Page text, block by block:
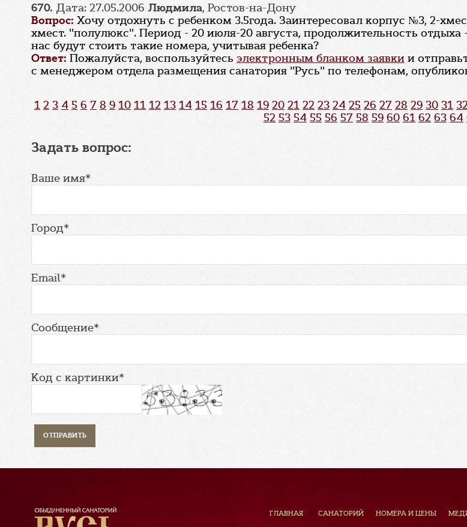
670. Дата: 27.05.2006 Людмила, Ростов-на-Дону
Вопрос: Хочу отдохнуть с ребенком 3.5года. Заинтересовал корпус №3, 2-
хмест. "полулюкс". Период - 20 июля-20 августа, продолжительность
нас будут стоить такие номера, учитывая ребенка?
Ответ: Пожалуйста, воспользуйтесь электронным бланком заявки и
с менеджером отдела размещения санатория "Русь" по телефонам,
1 2 3 4 5 6 7 8 9 10 11 12 13 14 15 16 17 18 19 20 21 22 23 24 25 26 27 28 29 30 31 32
52 53 54 55 56 57 58 59 60 61 62 63 64
Задать вопрос:
Ваше имя*
Город*
Email*
Сообщение*
Код с картинки*
ГЛАВНАЯ САНАТОРИЙ НОМЕРА И ЦЕНЫ